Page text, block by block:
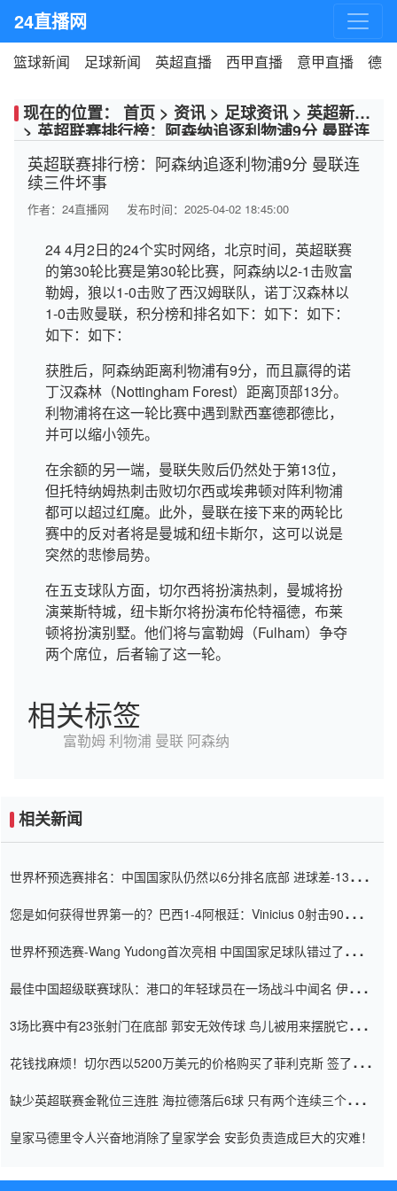
24直播网
篮球新闻 足球新闻 英超直播 西甲直播 意甲直播 德
现在的位置： 首页 > 资讯 > 足球资讯 > 英超新闻
> 英超联赛排行榜：阿森纳追逐利物浦9分 曼联连
英超联赛排行榜：阿森纳追逐利物浦9分 曼联连
续三件坏事
作者： 24直播网 发布时间：2025-04-02 18:45:00
24 4月2日的24个实时网络，北京时间，英超联赛
的第30轮比赛是第30轮比赛，阿森纳以2-1击败富
勒姆，狼以1-0击败了西汉姆联队，诺丁汉森林以
1-0击败曼联，积分榜和排名如下：如下：如下：
如下：如下：
获胜后，阿森纳距离利物浦有9分，而且赢得的诺
丁汉森林（Nottingham Forest）距离顶部13分。
利物浦将在这一轮比赛中遇到默西塞德郡德比，
并可以缩小领先。
在余额的另一端，曼联失败后仍然处于第13位，
但托特纳姆热刺击败切尔西或埃弗顿对阵利物浦
都可以超过红魔。此外，曼联在接下来的两轮比
赛中的反对者将是曼城和纽卡斯尔，这可以说是
突然的悲惨局势。
在五支球队方面，切尔西将扮演热刺，曼城将扮
演莱斯特城，纽卡斯尔将扮演布伦特福德，布莱
顿将扮演别墅。他们将与富勒姆（Fulham）争夺
两个席位，后者输了这一轮。
相关标签
富勒姆利物浦 曼联 阿森纳
相关新闻
世界杯预选赛排名：中国国家队仍然以6分排名底部 进球差-13令人
您是如何获得世界第一的？巴西1-4阿根廷：Vinicius 0射击90分钟
世界杯预选赛-Wang Yudong首次亮相 中国国家足球队错过了世界
最佳中国超级联赛球队：港口的年轻球员在一场战斗中闻名 伊万放
3场比赛中有23张射门在底部 郭安无效传球 鸟儿被用来摆脱它
花钱找麻烦！切尔西以5200万美元的价格购买了菲利克斯 签了7年
缺少英超联赛金靴位三连胜 海拉德落后6球 只有两个连续三个连续
皇家马德里令人兴奋地消除了皇家学会 安彭负责造成巨大的灾难！